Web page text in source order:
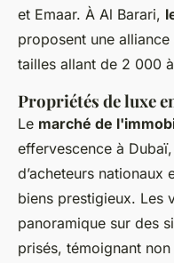
et Emaar. À Al Barari,
proposent une
tailles allant de 2 000
Propriétés de luxe
Le marché de
effervescence à
d’acheteurs nationaux
biens prestigieux. Les
panoramique sur des
prisés, témoignant